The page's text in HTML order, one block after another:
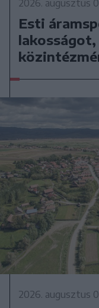
2026. augusztus
Esti
2026. augusztus